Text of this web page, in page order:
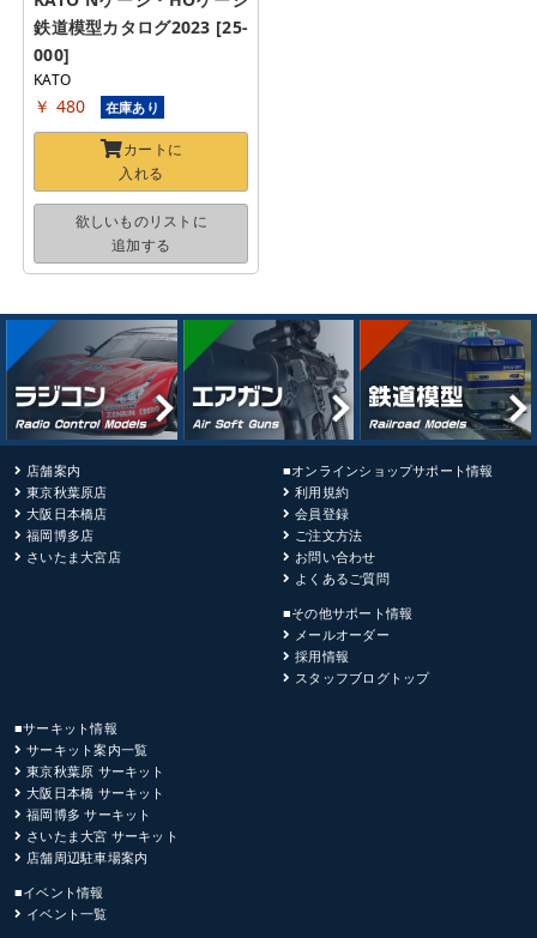
鉄道模型カタログ2023 [25-
000]
KATO
￥ 480 在庫あり
カートに
入れる
欲しいものリストに
追加する
店舗案内
東京秋葉原店
大阪日本橋店
福岡博多店
さいたま大宮店
■オンラインショップサポート情報
利用規約
会員登録
ご注文方法
お問い合わせ
よくあるご質問
■その他サポート情報
メールオーダー
採用情報
スタッフブログトップ
■サーキット情報
サーキット案内一覧
東京秋葉原 サーキット
大阪日本橋 サーキット
福岡博多 サーキット
さいたま大宮 サーキット
店舗周辺駐車場案内
■イベント情報
イベント一覧